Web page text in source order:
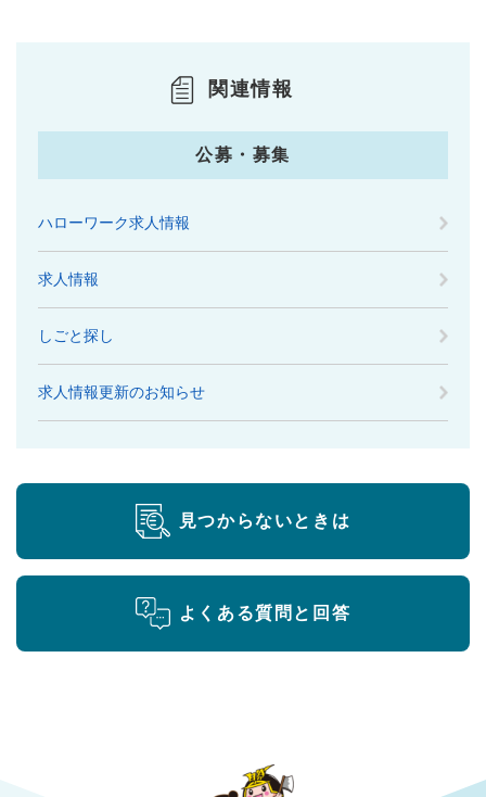
関連情報
公募・募集
ハローワーク求人情報
求人情報
しごと探し
求人情報更新のお知らせ
見つからないときは
よくある質問と回答